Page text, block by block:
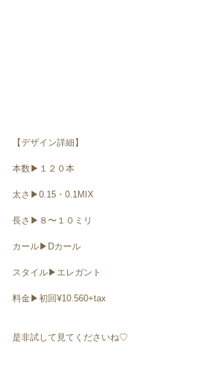
【デザイン詳細】
本数▶︎１２０本
太さ▶︎0.15・0.1MIX
長さ▶︎８〜１０ミリ
カール▶︎Dカール
スタイル▶︎エレガント
料金▶︎初回¥10.560+tax
是非試して見てくださいね♡